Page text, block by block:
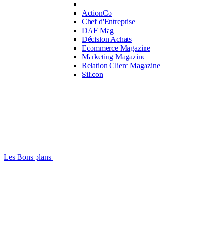
ActionCo
Chef d'Entreprise
DAF Mag
Décision Achats
Ecommerce Magazine
Marketing Magazine
Relation Client Magazine
Silicon
Les Bons plans